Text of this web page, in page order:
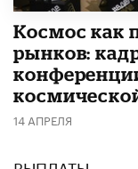
Космос как
рынков:
14 АПРЕЛЯ